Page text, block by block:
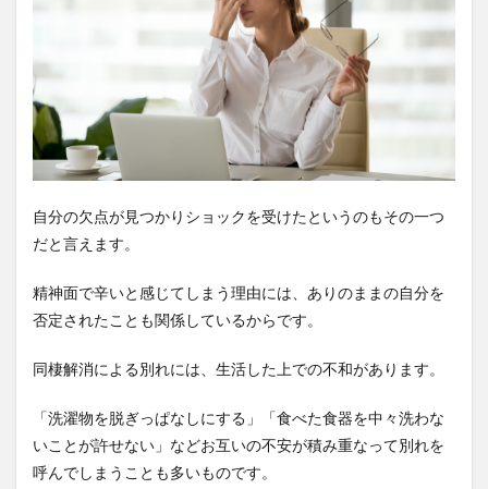
自分の欠点が見つかりショックを受けたというのもその一つ
だと言えます。
精神面で辛いと感じてしまう理由には、ありのままの自分を
否定されたことも関係しているからです。
同棲解消による別れには、生活した上での不和があります。
「洗濯物を脱ぎっぱなしにする」「食べた食器を中々洗わな
いことが許せない」などお互いの不安が積み重なって別れを
呼んでしまうことも多いものです。